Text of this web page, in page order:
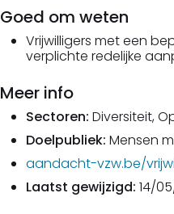
Goed om weten
Vrijwilligers met een
verplichte redelijke
Meer info
Sectoren: Diversiteit,
Doelpubliek: Mensen
aandacht-vzw.be/
Laatst gewijzigd: 14/